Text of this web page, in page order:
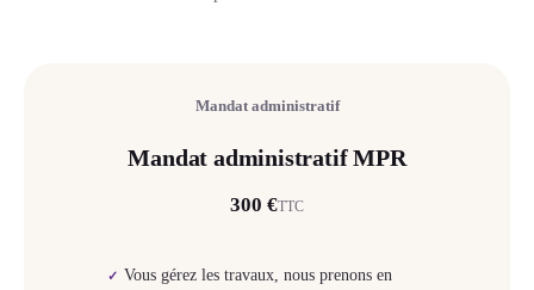
Mandat administratif
Mandat administratif MPR
300 €TTC
✓ Vous gérez les travaux, nous prenons en